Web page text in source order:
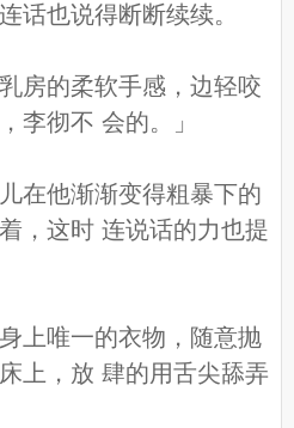
话也说得断断续续。
房的柔软手感，边轻咬
李彻不 会的。」
他渐渐变得粗暴下的
，这时 连说话的力也提
上唯一的衣物，随意抛
上，放 肆的用舌尖舔弄